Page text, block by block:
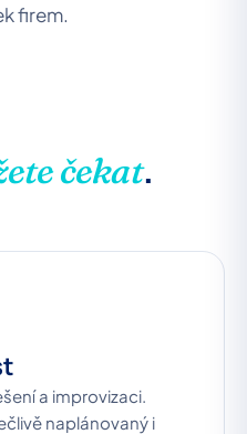
firem.
čekat.
a improvizaci.
naplánovaný i